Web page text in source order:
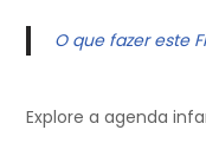
O que fazer este
Explore a agenda